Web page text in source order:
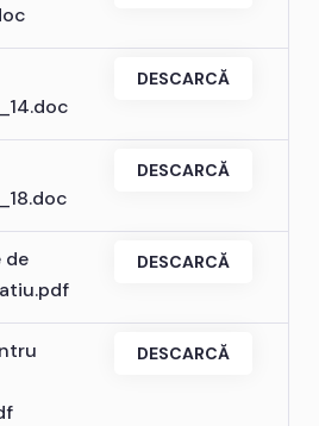
DESCARCĂ
DESCARCĂ
de
DESCARCĂ
DESCARCĂ